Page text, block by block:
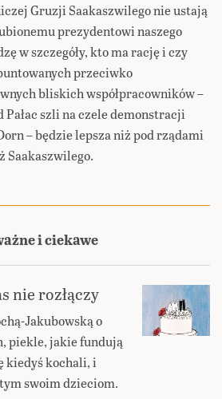
Gruzji Saakaszwilego nie ustają
prezydentowi naszego
w szczegóły, kto ma rację i czy
przeciwko
bliskich współpracowników –
szli na czele demonstracji
– będzie lepsza niż pod rządami
Saakaszwilego.
i ciekawe
nie rozłączy
Jakubowską o
piekle, jakie fundują
kiedyś kochali, i
swoim dzieciom.